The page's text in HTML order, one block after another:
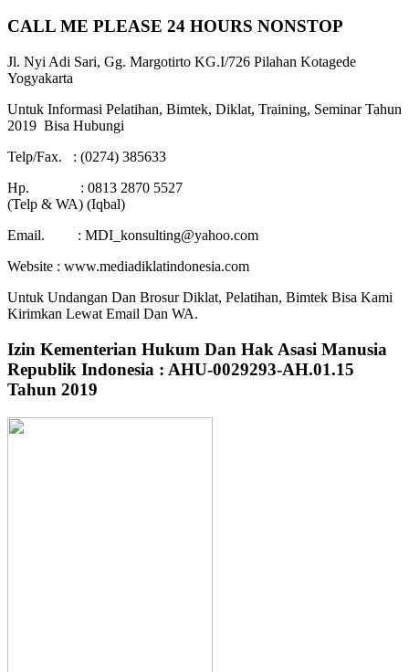
CALL ME PLEASE 24 HOURS NONSTOP
Jl. Nyi Adi Sari, Gg. Margotirto KG.I/726 Pilahan Kotagede
Yogyakarta
Untuk Informasi Pelatihan, Bimtek, Diklat, Training, Seminar Tahun
2019 Bisa Hubungi
Telp/Fax. : (0274) 385633
Hp. : 0813 2870 5527
(Telp & WA) (Iqbal)
Email. : MDI_konsulting@yahoo.com
Website : www.mediadiklatindonesia.com
Untuk Undangan Dan Brosur Diklat, Pelatihan, Bimtek Bisa Kami
Kirimkan Lewat Email Dan WA.
Izin Kementerian Hukum Dan Hak Asasi Manusia
Republik Indonesia : AHU-0029293-AH.01.15
Tahun 2019